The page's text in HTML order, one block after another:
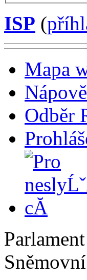
ISP (
Mapa
Odběr